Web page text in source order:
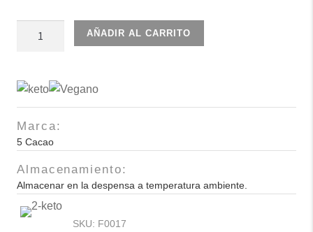
al
AÑADIR AL CARRITO
Marca:
5 Cacao
Almacenamiento:
Almacenar en la despensa a temperatura ambiente.
SKU: F0017